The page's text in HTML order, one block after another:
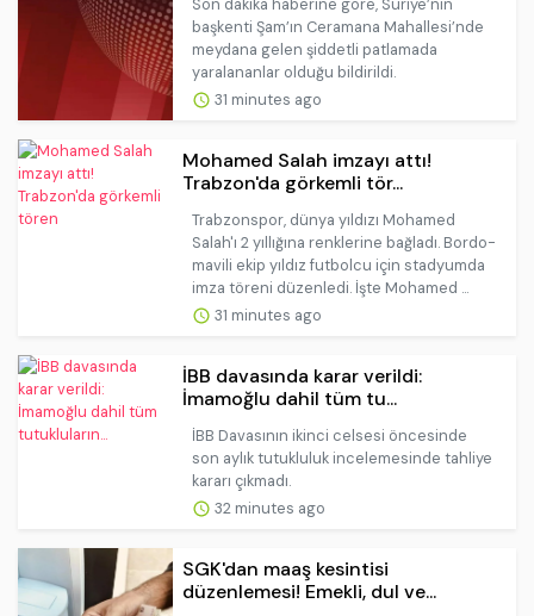
başkenti Şam’ın Ceramana Mahallesi’nde
meydana gelen şiddetli patlamada
yaralananlar olduğu bildirildi.
31 minutes ago
Mohamed Salah imzayı attı!
Trabzon'da görkemli tör...
Trabzonspor, dünya yıldızı Mohamed
Salah'ı 2 yıllığına renklerine bağladı. Bordo-
mavili ekip yıldız futbolcu için stadyumda
imza töreni düzenledi. İşte Mohamed ...
31 minutes ago
İBB davasında karar verildi:
İmamoğlu dahil tüm tu...
İBB Davasının ikinci celsesi öncesinde
son aylık tutukluluk incelemesinde tahliye
kararı çıkmadı.
32 minutes ago
SGK'dan maaş kesintisi
düzenlemesi! Emekli, dul ve...